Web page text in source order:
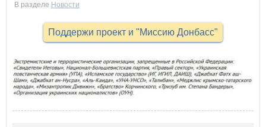
В разделе Новости
Поддержи проект и "Миссию Донбасс"